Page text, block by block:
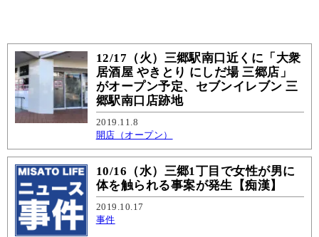
12/17（火）三郷駅南口近くに「大衆
居酒屋 やきとり にしだ場 三郷店」
がオープン予定、セブンイレブン 三
郷駅南口店跡地
2019.11.8
開店（オープン）
10/16（水）三郷1丁目で女性が男に
体を触られる事案が発生【痴漢】
2019.10.17
事件